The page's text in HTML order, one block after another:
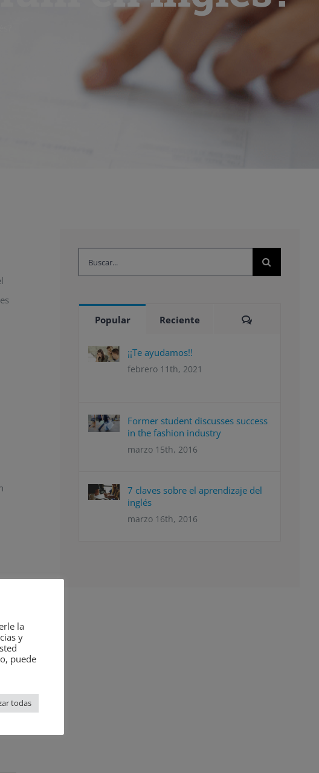
Buscar:
Popular Reciente Comentarios
¡¡Te ayudamos!!
febrero 11th, 2021
Former student discusses success
in the fashion industry
marzo 15th, 2016
7 claves sobre el aprendizaje del
inglés
marzo 16th, 2016
la
y
puede
todas